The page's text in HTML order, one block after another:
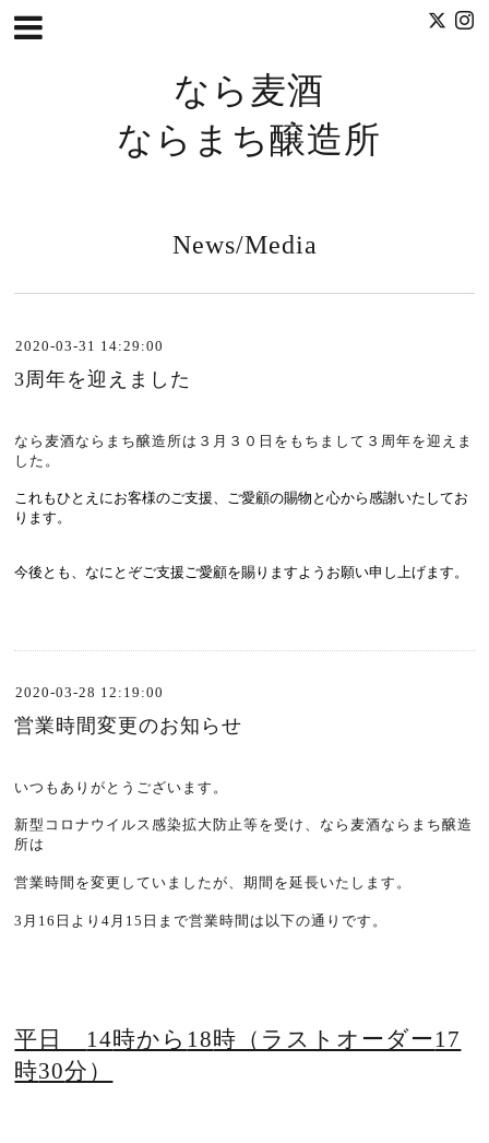
なら麦酒
ならまち醸造所
News/Media
2020-03-31 14:29:00
3周年を迎えました
なら麦酒ならまち醸造所は３月３０日をもちまして３周年を迎えま
した。
これもひとえにお客様のご支援、ご愛顧の賜物と心から感謝いたしてお
ります。
今後とも、なにとぞご支援ご愛顧を賜りますようお願い申し上げます。
2020-03-28 12:19:00
営業時間変更のお知らせ
いつもありがとうございます。
新型コロナウイルス感染拡大防止等を受け、なら麦酒ならまち醸造
所は
営業時間を変更していましたが、期間を延長いたします。
3 月 16 日より4 月 15 日まで営業時間は以下の通りです。
平日 14時から 18時（ラストオーダー17
時30分）